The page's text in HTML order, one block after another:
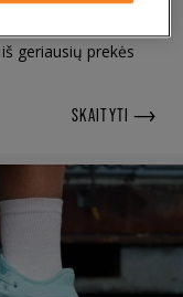
geriausių prekės
SKAITYTI